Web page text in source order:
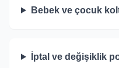
Bebek ve çocuk
İptal ve değişiklik